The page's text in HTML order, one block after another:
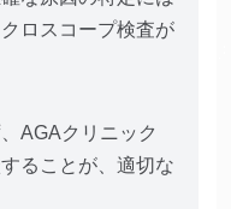
ロスコープ検査が
AGAクリニック
ることが、適切な